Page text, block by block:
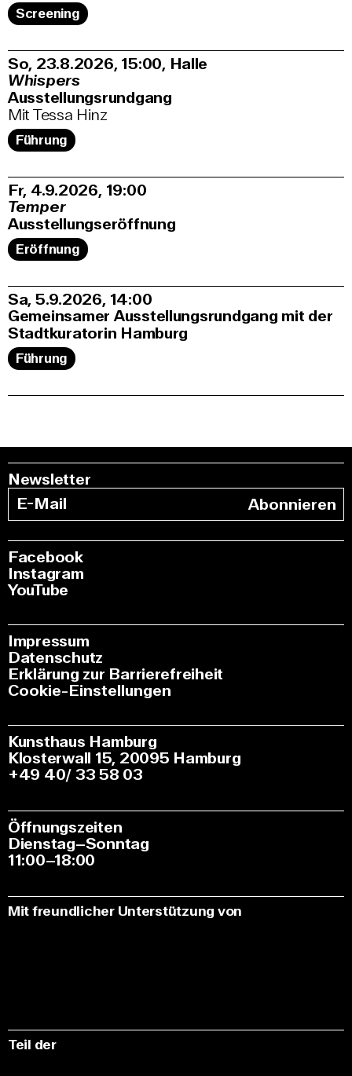
Screening
So, 23.8.2026 15:00, Halle
Whispers
Ausstellungsrundgang
Mit Tessa Hinz
Führung
Fr, 4.9.2026 19:00
Temper
Ausstellungseröffnung
Eröffnung
Sa, 5.9.2026 14:00
Gemeinsamer Ausstellungsrundgang mit der
Stadtkuratorin Hamburg
Führung
Newsletter
Abonnieren
Facebook
Instagram
YouTube
Impressum
Datenschutz
Erklärung zur Barrierefreiheit
Cookie-Einstellungen
Kunsthaus Hamburg
Klosterwall 15, 20095 Hamburg
+49 40/ 33 58 03
Öffnungszeiten
Dienstag–Sonntag
11:00–18:00
Mit freundlicher Unterstützung von
Teil der